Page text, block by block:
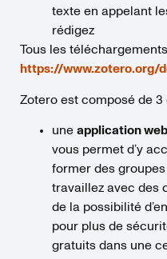
texte en appelant
rédigez
Tous les
https://www.zotero.org/
Zotero est composé de
une application web
vous permet d’y
former des
travaillez avec des
de la possibilité
pour plus de
gratuits dans une